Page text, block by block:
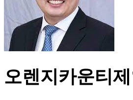
오렌지카운티